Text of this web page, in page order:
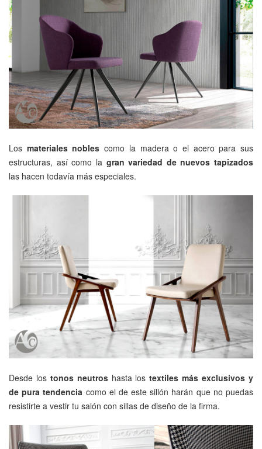
Los materiales nobles como la madera o el acero para sus
estructuras, así como lagran variedad de nuevos tapizados
las hacen todavía más especiales.
Desde los tonos neutroshasta lostextiles más exclusivos y
de pura tendencia como el de este sillón harán que no puedas
resistirte a vestir tu salón con sillas de diseño de la firma.